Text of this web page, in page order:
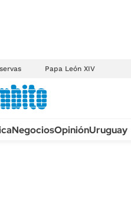
Papa León XIV
NegociosOpiniónUruguay